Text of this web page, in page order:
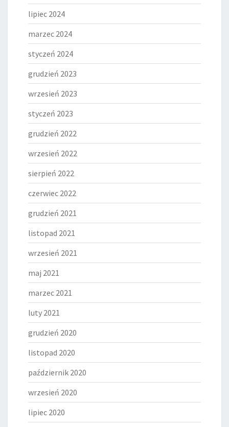
lipiec 2024
marzec 2024
styczeń 2024
grudzień 2023
wrzesień 2023
styczeń 2023
grudzień 2022
wrzesień 2022
sierpień 2022
czerwiec 2022
grudzień 2021
listopad 2021
wrzesień 2021
maj 2021
marzec 2021
luty 2021
grudzień 2020
listopad 2020
październik 2020
wrzesień 2020
lipiec 2020